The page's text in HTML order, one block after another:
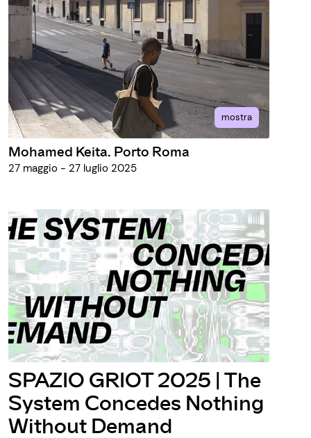
mostra
Mohamed Keita. Porto Roma
27 maggio - 27 luglio 2025
SPAZIO GRIOT 2025 | The
System Concedes Nothing
Without Demand